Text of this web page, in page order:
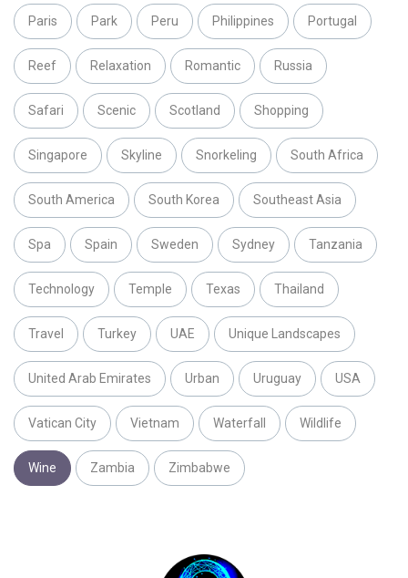
Paris Park Peru Philippines Portugal
Reef Relaxation Romantic Russia
Safari Scenic Scotland Shopping
Singapore Skyline Snorkeling South Africa
South America South Korea Southeast Asia
Spa Spain Sweden Sydney Tanzania
Technology Temple Texas Thailand
Travel Turkey UAE Unique Landscapes
United Arab Emirates Urban Uruguay USA
Vatican City Vietnam Waterfall Wildlife
Wine Zambia Zimbabwe